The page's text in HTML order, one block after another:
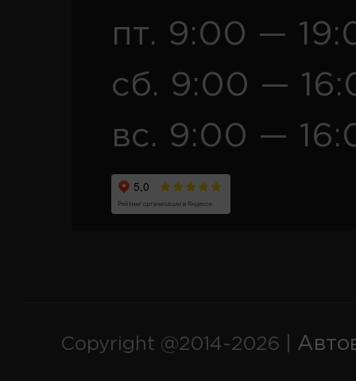
пт. 9:00 —
сб. 9:00 —
вс. 9:00 —
Copyright @2014-2026 |